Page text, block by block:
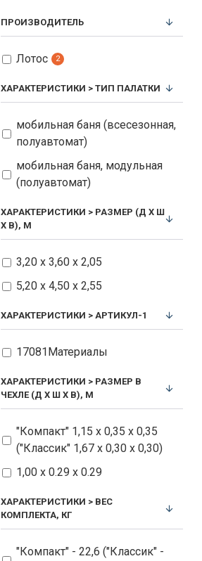
ПРОИЗВОДИТЕЛЬ
Лотос 2
ХАРАКТЕРИСТИКИ > ТИП ПАЛАТКИ
мобильная баня (всесезонная,
полуавтомат)
мобильная баня, модульная
(полуавтомат)
ХАРАКТЕРИСТИКИ > РАЗМЕР (Д Х Ш
Х В), М
3,20 x 3,60 x 2,05
5,20 х 4,50 х 2,55
ХАРАКТЕРИСТИКИ > АРТИКУЛ-1
17081Материалы
ХАРАКТЕРИСТИКИ > РАЗМЕР В
ЧЕХЛЕ (Д Х Ш Х В), М
"Компакт" 1,15 х 0,35 х 0,35
("Классик" 1,67 х 0,30 х 0,30)
1,00 х 0.29 х 0.29
ХАРАКТЕРИСТИКИ > ВЕС
КОМПЛЕКТА, КГ
"Компакт" - 22,6 ("Классик" -